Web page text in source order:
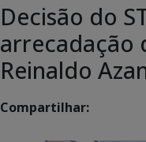
Decisão do
arrecadação
Reinaldo
Compartilhar: